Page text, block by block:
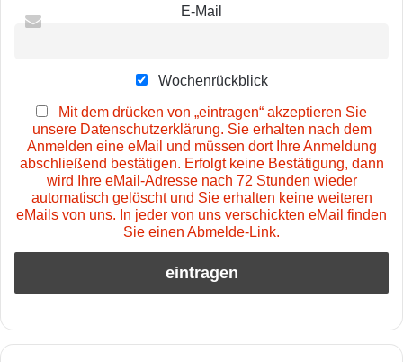
E-Mail
Wochenrückblick
Mit dem drücken von „eintragen“ akzeptieren Sie
unsere Datenschutzerklärung. Sie erhalten nach dem
Anmelden eine eMail und müssen dort Ihre Anmeldung
abschließend bestätigen. Erfolgt keine Bestätigung, dann
wird Ihre eMail-Adresse nach 72 Stunden wieder
automatisch gelöscht und Sie erhalten keine weiteren
eMails von uns. In jeder von uns verschickten eMail finden
Sie einen Abmelde-Link.